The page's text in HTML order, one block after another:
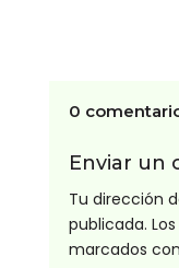
0
Enviar un
Tu dirección
publicada.
marcados con